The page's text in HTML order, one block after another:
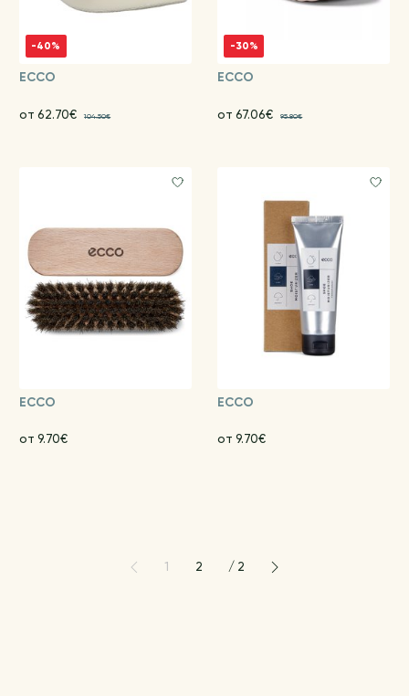
-40%
ECCO
от 62.70€ 104.50€
-30%
ECCO
от 67.06€ 95.80€
ECCO
от 9.70€
ECCO
от 9.70€
1 2 / 2